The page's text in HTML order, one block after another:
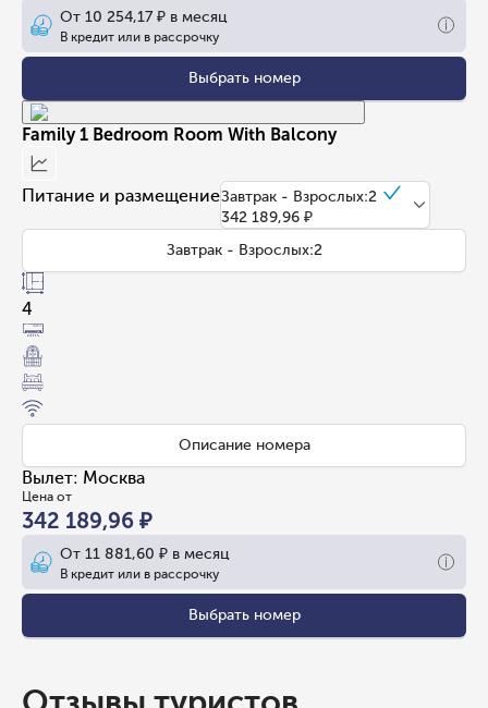
От 10 254,17 ₽ в месяц
В кредит или в рассрочку
Выбрать номер
Family 1 Bedroom Room With Balcony
Питание и размещениеЗавтрак - Взрослых:2
342 189,96 ₽
Завтрак - Взрослых:2
4
Описание номера
Вылет: Москва
Цена от
342 189,96 ₽
От 11 881,60 ₽ в месяц
В кредит или в рассрочку
Выбрать номер